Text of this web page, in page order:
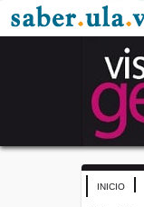
INICIO